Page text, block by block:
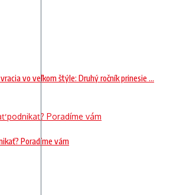
vracia vo veľkom štýle: Druhý ročník prinesie ...
Poradíme vám